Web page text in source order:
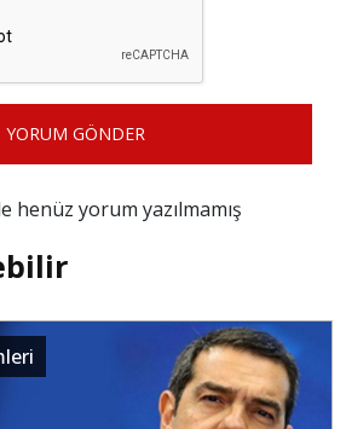
YORUM GÖNDER
henüz yorum yazılmamış